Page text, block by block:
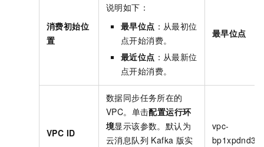
消费初始位
置
说明如下：
最早位点 ：从最初位
点开始消费。
最近位点 ：从最新位
点开始消费。
最早位点
VPC ID
数据同步任务所在的
VPC。单击配置运行环
境显示该参数。默认为
云消息队列 Kafka 版实
vpc-